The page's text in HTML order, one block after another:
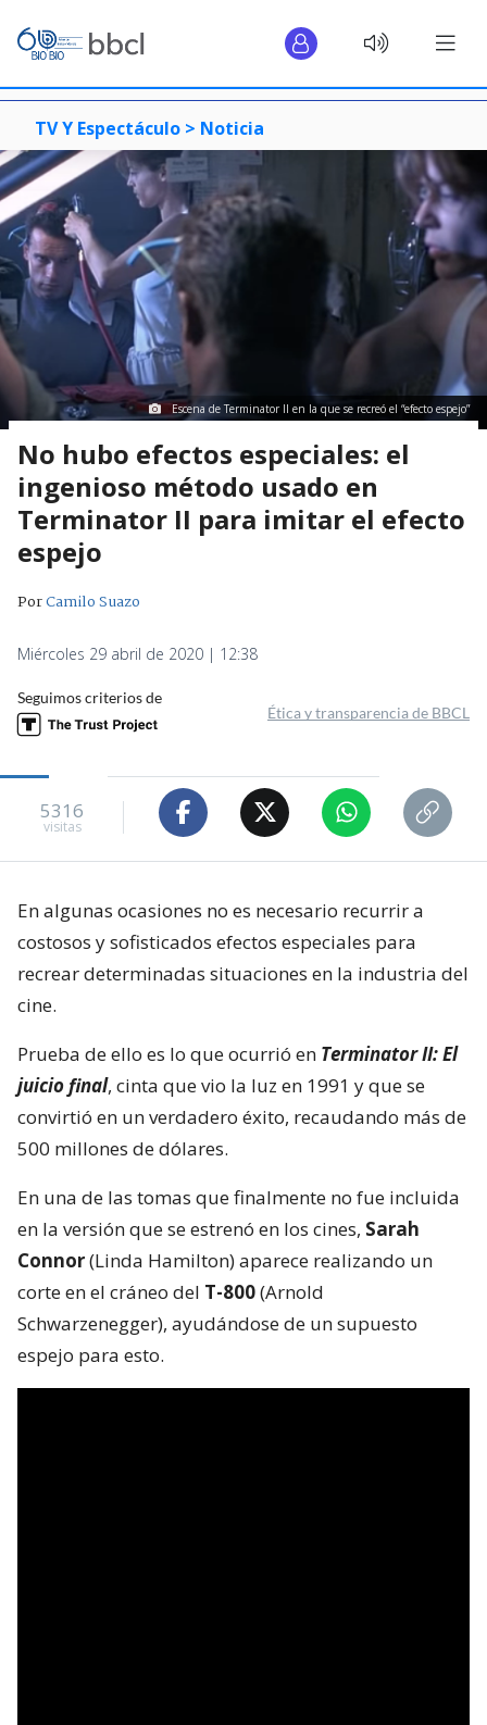
TV Y Espectáculo > Noticia
Escena de Terminator II en la que se recreó el “efecto espejo”
No hubo efectos especiales: el
ingenioso método usado en
Terminator II para imitar el efecto
espejo
PorCamilo Suazo
Miércoles 29 abril de 2020 | 12:38
Seguimos criterios de
Ética y transparencia de BBCL
5316
visitas
En algunas ocasiones no es necesario recurrir a
costosos y sofisticados efectos especiales para
recrear determinadas situaciones en la industria del
cine.
Prueba de ello es lo que ocurrió en Terminator II: El
juicio final, cinta que vio la luz en 1991 y que se
convirtió en un verdadero éxito, recaudando más de
500 millones de dólares.
En una de las tomas que finalmente no fue incluida
en la versión que se estrenó en los cines, Sarah
Connor(Linda Hamilton) aparece realizando un
corte en el cráneo del T-800(Arnold
Schwarzenegger), ayudándose de un supuesto
espejo para esto.